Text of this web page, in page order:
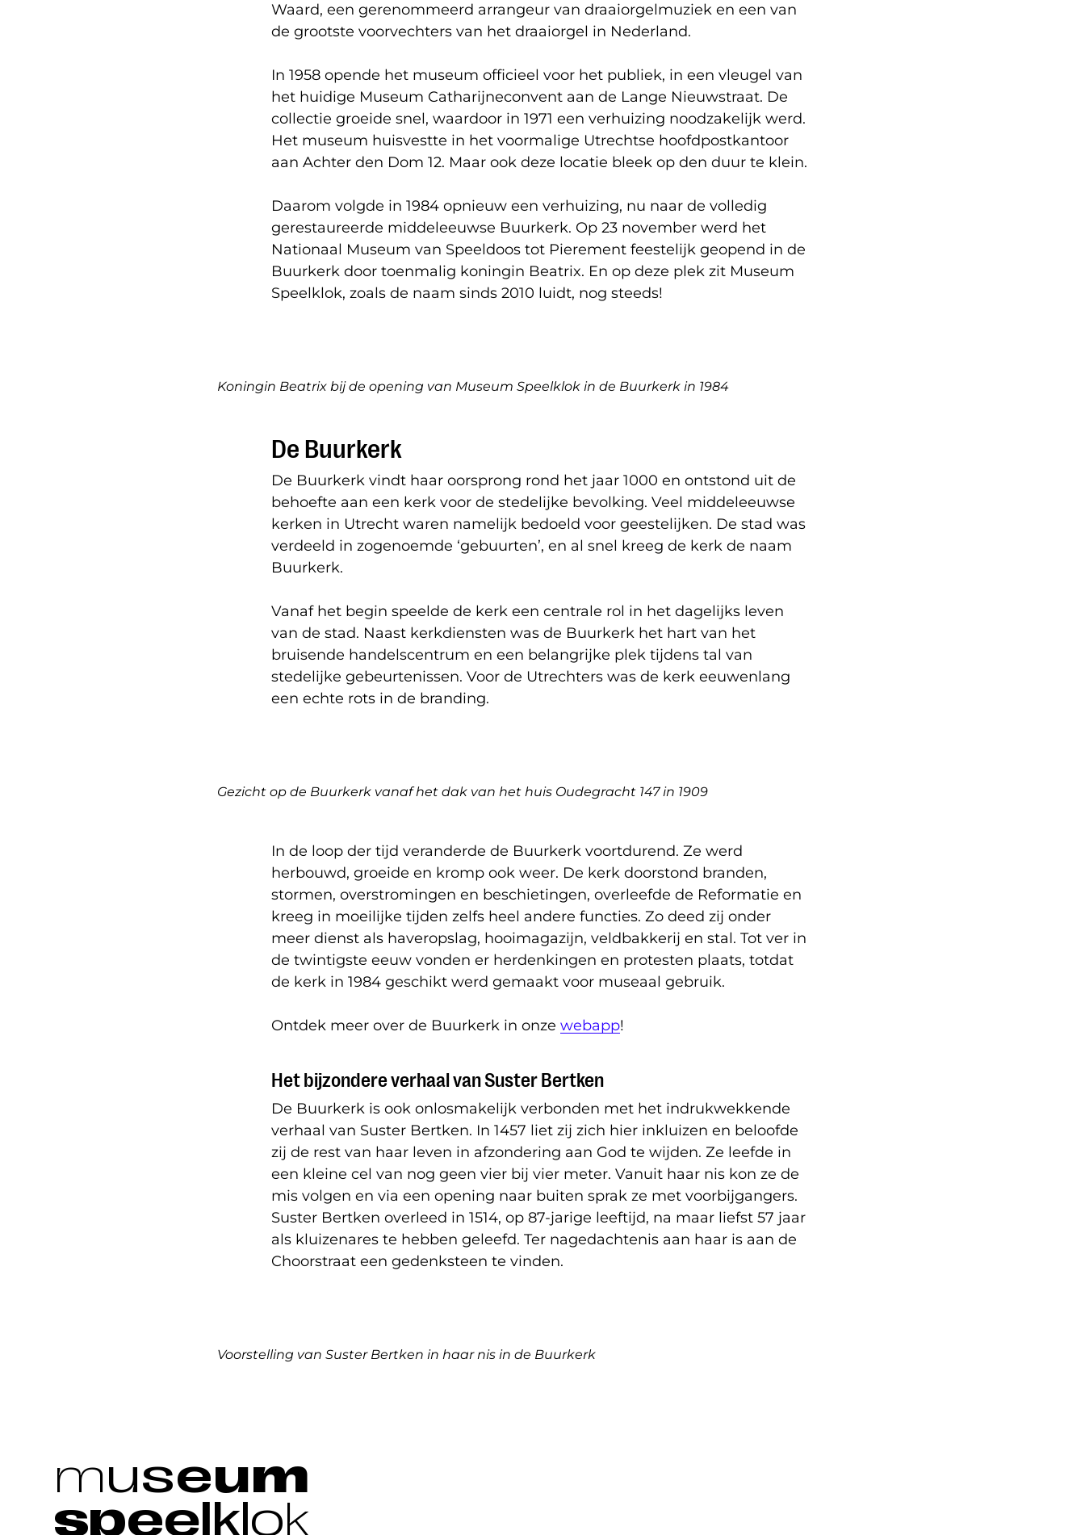
Waard, een gerenommeerd arrangeur van draaiorgelmuziek en een van
de grootste voorvechters van het draaiorgel in Nederland.
In 1958 opende het museum officieel voor het publiek, in een vleugel van
het huidige Museum Catharijneconvent aan de Lange Nieuwstraat. De
collectie groeide snel, waardoor in 1971 een verhuizing noodzakelijk werd.
Het museum huisvestte in het voormalige Utrechtse hoofdpostkantoor
aan Achter den Dom 12. Maar ook deze locatie bleek op den duur te klein.
Daarom volgde in 1984 opnieuw een verhuizing, nu naar de volledig
gerestaureerde middeleeuwse Buurkerk. Op 23 november werd het
Nationaal Museum van Speeldoos tot Pierement feestelijk geopend in de
Buurkerk door toenmalig koningin Beatrix. En op deze plek zit Museum
Speelklok, zoals de naam sinds 2010 luidt, nog steeds!
Koningin Beatrix bij de opening van Museum Speelklok in de Buurkerk in 1984
De Buurkerk
De Buurkerk vindt haar oorsprong rond het jaar 1000 en ontstond uit de
behoefte aan een kerk voor de stedelijke bevolking. Veel middeleeuwse
kerken in Utrecht waren namelijk bedoeld voor geestelijken. De stad was
verdeeld in zogenoemde ‘gebuurten’, en al snel kreeg de kerk de naam
Buurkerk.
Vanaf het begin speelde de kerk een centrale rol in het dagelijks leven
van de stad. Naast kerkdiensten was de Buurkerk het hart van het
bruisende handelscentrum en een belangrijke plek tijdens tal van
stedelijke gebeurtenissen. Voor de Utrechters was de kerk eeuwenlang
een echte rots in de branding.
Gezicht op de Buurkerk vanaf het dak van het huis Oudegracht 147 in 1909
In de loop der tijd veranderde de Buurkerk voortdurend. Ze werd
herbouwd, groeide en kromp ook weer. De kerk doorstond branden,
stormen, overstromingen en beschietingen, overleefde de Reformatie en
kreeg in moeilijke tijden zelfs heel andere functies. Zo deed zij onder
meer dienst als haveropslag, hooimagazijn, veldbakkerij en stal. Tot ver in
de twintigste eeuw vonden er herdenkingen en protesten plaats, totdat
de kerk in 1984 geschikt werd gemaakt voor museaal gebruik.
Ontdek meer over de Buurkerk in onze webapp!
Het bijzondere verhaal van Suster Bertken
De Buurkerk is ook onlosmakelijk verbonden met het indrukwekkende
verhaal van Suster Bertken. In 1457 liet zij zich hier inkluizen en beloofde
zij de rest van haar leven in afzondering aan God te wijden. Ze leefde in
een kleine cel van nog geen vier bij vier meter. Vanuit haar nis kon ze de
mis volgen en via een opening naar buiten sprak ze met voorbijgangers.
Suster Bertken overleed in 1514, op 87-jarige leeftijd, na maar liefst 57 jaar
als kluizenares te hebben geleefd. Ter nagedachtenis aan haar is aan de
Choorstraat een gedenksteen te vinden.
Voorstelling van Suster Bertken in haar nis in de Buurkerk
museum
speelklok